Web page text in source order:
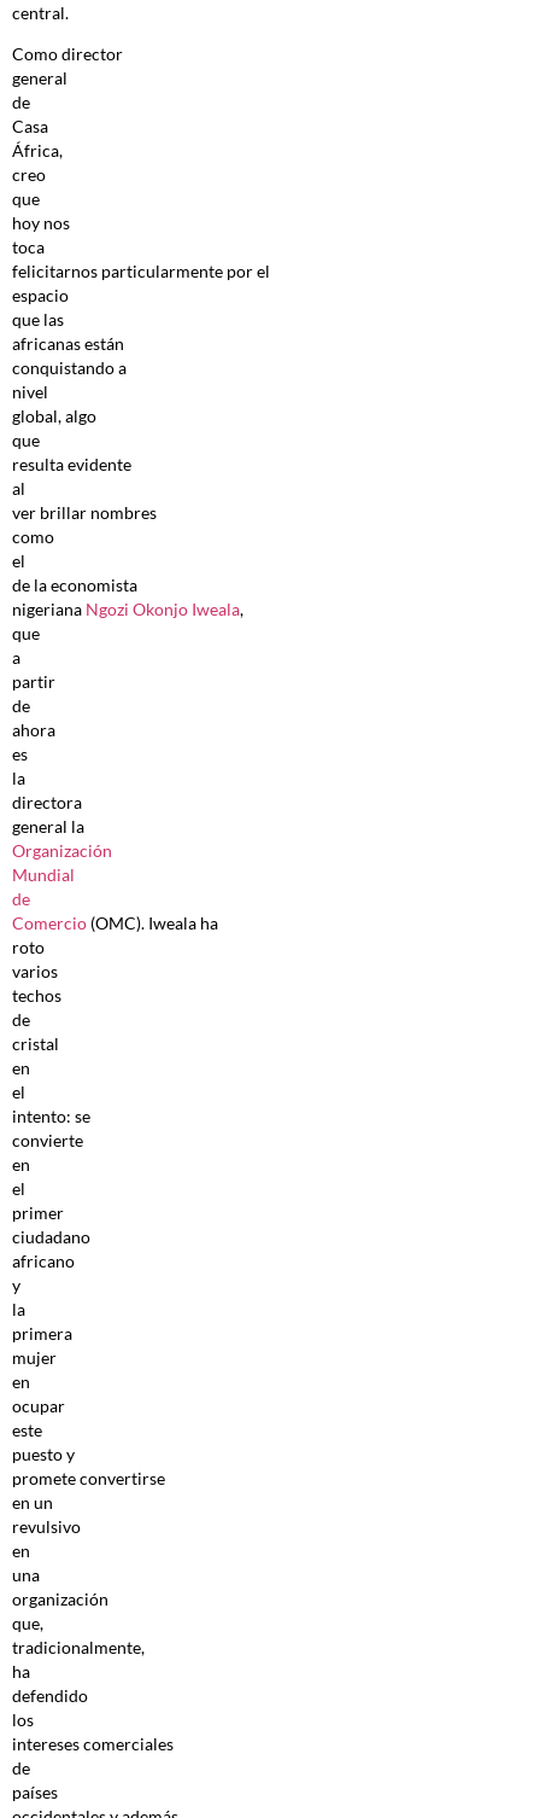
central.
Como director
general
de
Casa
África,
creo
que
hoy nos
toca
felicitarnos particularmente por el
espacio
que las
africanas están
conquistando a
nivel
global, algo
que
resulta evidente
al
ver brillar nombres
como
el
de la economista
nigeriana Ngozi Okonjo Iweala,
que
a
partir
de
ahora
es
la
directora
general la
Organización
Mundial
de
Comercio (OMC). Iweala ha
roto
varios
techos
de
cristal
en
el
intento: se
convierte
en
el
primer
ciudadano
africano
y
la
primera
mujer
en
ocupar
este
puesto y
promete convertirse
en un
revulsivo
en
una
organización
que,
tradicionalmente,
ha
defendido
los
intereses comerciales
de
países